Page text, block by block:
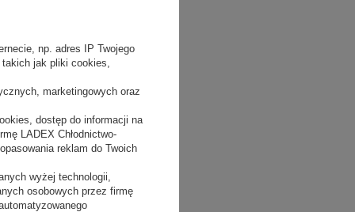
np. adres IP Twojego
jak pliki cookies,
marketingowych oraz
dostęp do informacji na
LADEX Chłodnictwo-
reklam do Twoich
wyżej technologii,
osobowych przez firmę